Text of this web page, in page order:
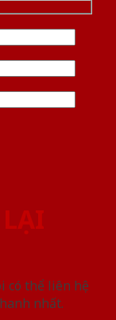
có thể liên hệ
nhất.